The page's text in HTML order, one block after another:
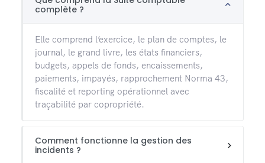
complète ?
Elle comprend l’exercice, le plan de comptes, le
journal, le grand livre, les états financiers,
budgets, appels de fonds, encaissements,
paiements, impayés, rapprochement Norma 43,
fiscalité et reporting opérationnel avec
traçabilité par copropriété.
Comment fonctionne la gestion des
incidents ?